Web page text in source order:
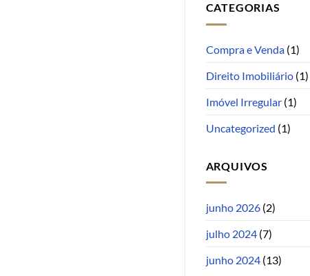
CATEGORIAS
Compra e Venda(1)
Direito Imobiliário(1)
Imóvel Irregular(1)
Uncategorized (1)
ARQUIVOS
junho 2026(2)
julho 2024(7)
junho 2024(13)